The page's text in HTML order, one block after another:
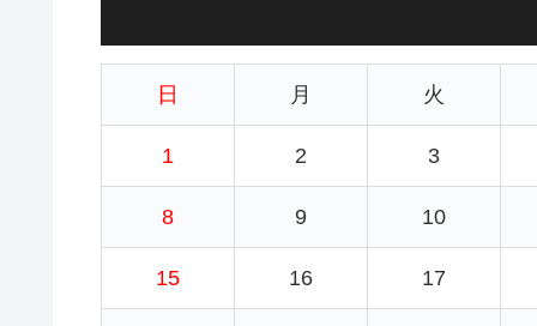
日 月 火
1 2 3
8 9 10
15 16 17